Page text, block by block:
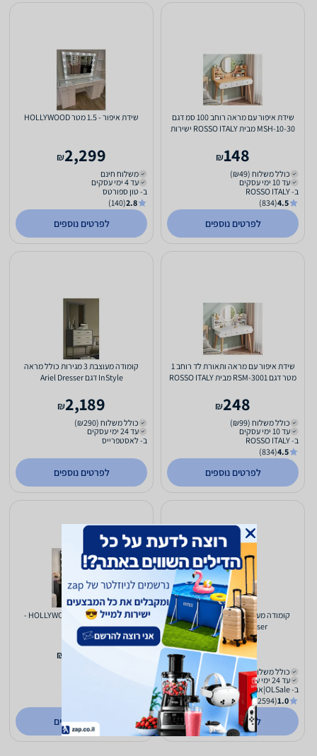
שידת איפור עם מראה רוחב 100 סמ דגם
MSH-10-30 מבית ROSSO ITALY ישירות
148
₪
כולל משלוח (₪49)
עד 10 ימי עסקים
ב- ROSSO ITALY
4.5
(834)
לפרטים נוספים
שידת איפור - 1.5 מטר HOLLYWOOD
2,299
₪
משלוח חינם
עד 4 ימי עסקים
ב- טון ספורטס
2.8
(140)
לפרטים נוספים
שידת איפור עם מראה ותאורת לד רוחב 1
מטר דגם RSM-3001 מבית ROSSO ITALY
248
₪
כולל משלוח (₪99)
עד 10 ימי עסקים
ב- ROSSO ITALY
4.5
(834)
לפרטים נוספים
קומודה מעוצבת 3 מגירות כולל מראה
InStyle דגם Ariel Dresser
2,189
₪
כולל משלוח (₪290)
עד 24 ימי עסקים
ב- לאסטפרייס
לפרטים נוספים
קומודה מעוצבת 3 מגירות כולל מראה
InStyle Ariel Dresser
2,289
₪
כולל משלוח (₪290)
עד 24 ימי עסקים
ב- OLSale|אולסייל
1.0
(2594)
לפרטים נוספים
שידת איפור 1.5 מטר HOLLYWOOD -
שחור
2,299
₪
לפרטים נוספים